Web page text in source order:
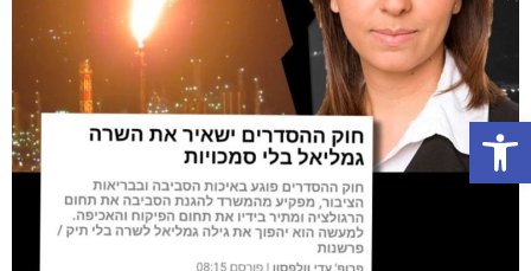
פתח סרגל נגישות